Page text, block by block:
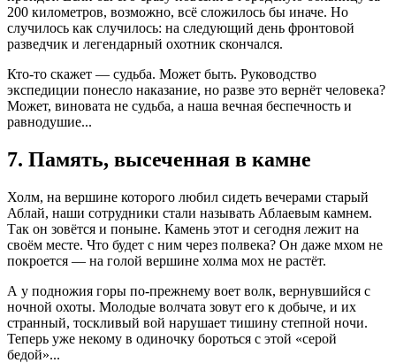
200 километров, возможно, всё сложилось бы иначе. Но
случилось как случилось: на следующий день фронтовой
разведчик и легендарный охотник скончался.
Кто-то скажет — судьба. Может быть. Руководство
экспедиции понесло наказание, но разве это вернёт человека?
Может, виновата не судьба, а наша вечная беспечность и
равнодушие...
7. Память, высеченная в камне
Холм, на вершине которого любил сидеть вечерами старый
Аблай, наши сотрудники стали называть Аблаевым камнем.
Так он зовётся и поныне. Камень этот и сегодня лежит на
своём месте. Что будет с ним через полвека? Он даже мхом не
покроется — на голой вершине холма мох не растёт.
А у подножия горы по-прежнему воет волк, вернувшийся с
ночной охоты. Молодые волчата зовут его к добыче, и их
странный, тоскливый вой нарушает тишину степной ночи.
Теперь уже некому в одиночку бороться с этой «серой
бедой»...